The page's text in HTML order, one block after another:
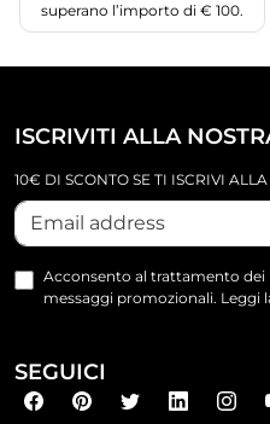
superano l’importo di € 100.
ISCRIVITI ALLA
10€ DI SCONTO SE TI ISCRIVI
Acconsento al trattamento dei
messaggi promozionali. Leggi
SEGUICI